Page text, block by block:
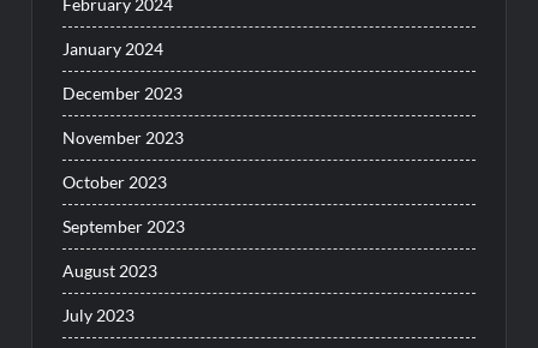
February 2024
January 2024
December 2023
November 2023
October 2023
September 2023
August 2023
July 2023